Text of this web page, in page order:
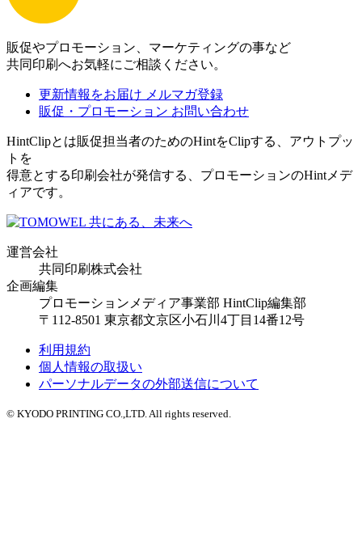
販促やプロモーション、マーケティングの事など
共同印刷へお気軽にご相談ください。
更新情報をお届け メルマガ登録
販促・プロモーション お問い合わせ
HintClipとは販促担当者のためのHintをClipする、アウトプッ
トを
得意とする印刷会社が発信する、プロモーションのHintメデ
ィアです。
運営会社
共同印刷株式会社
企画編集
プロモーションメディア事業部 HintClip編集部
〒112-8501 東京都文京区小石川4丁目14番12号
利用規約
個人情報の取扱い
パーソナルデータの外部送信について
© KYODO PRINTING CO.,LTD. All rights reserved.